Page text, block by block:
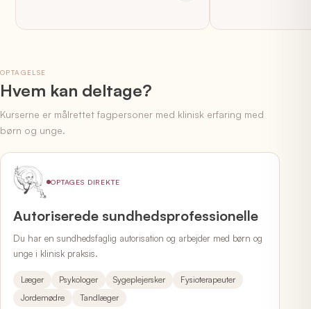
OPTAGELSE
Hvem kan deltage?
Kurserne er målrettet fagpersoner med klinisk erfaring med
børn og unge.
OPTAGES DIREKTE
Autoriserede sundhedsprofessionelle
Du har en sundhedsfaglig autorisation og arbejder med børn og
unge i klinisk praksis.
Læger Psykologer Sygeplejersker
Fysioterapeuter
Jordemødre
Tandlæger